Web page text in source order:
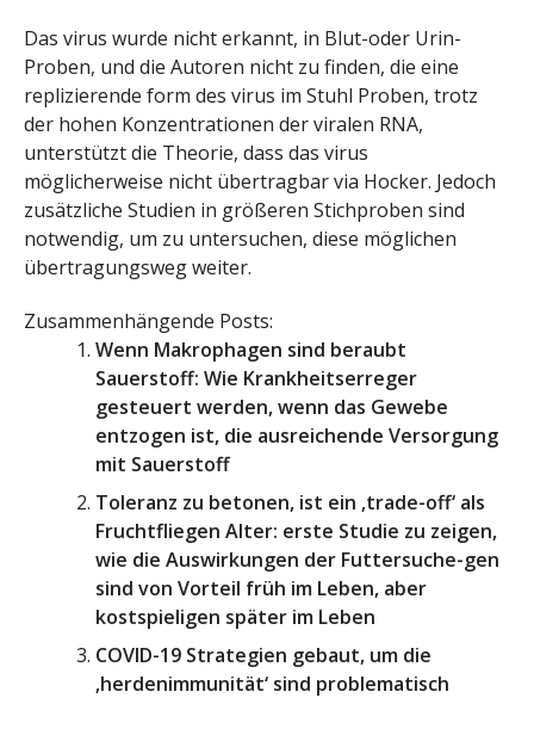
Das virus wurde nicht erkannt, in Blut-oder Urin-
Proben, und die Autoren nicht zu finden, die eine
replizierende form des virus im Stuhl Proben, trotz
der hohen Konzentrationen der viralen RNA,
unterstützt die Theorie, dass das virus
möglicherweise nicht übertragbar via Hocker. Jedoch
zusätzliche Studien in größeren Stichproben sind
notwendig, um zu untersuchen, diese möglichen
übertragungsweg weiter.
Zusammenhängende Posts:
Wenn Makrophagen sind beraubt
Sauerstoff: Wie Krankheitserreger
gesteuert werden, wenn das Gewebe
entzogen ist, die ausreichende Versorgung
mit Sauerstoff
Toleranz zu betonen, ist ein ‚trade-off‘ als
Fruchtfliegen Alter: erste Studie zu zeigen,
wie die Auswirkungen der Futtersuche-gen
sind von Vorteil früh im Leben, aber
kostspieligen später im Leben
COVID-19 Strategien gebaut, um die
‚herdenimmunität‘ sind problematisch